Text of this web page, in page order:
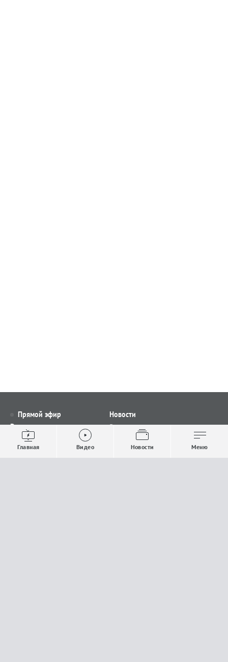
Прямой эфир
Видео
Выпуски новостей
Проекты
Новости
Все новости
Общество
Строительство и ЖКХ
Главная Видео Новости Меню